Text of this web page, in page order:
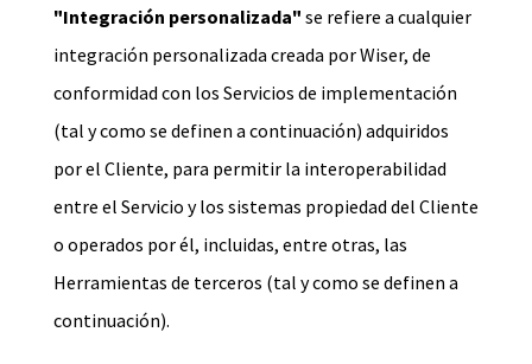
"Integración personalizada" se refiere a cualquier
integración personalizada creada por Wiser, de
conformidad con los Servicios de implementación
(tal y como se definen a continuación) adquiridos
por el Cliente, para permitir la interoperabilidad
entre el Servicio y los sistemas propiedad del Cliente
o operados por él, incluidas, entre otras, las
Herramientas de terceros (tal y como se definen a
continuación).